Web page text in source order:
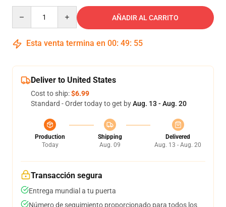
AÑADIR AL CARRITO
Esta venta termina en 00: 49: 54
Deliver to United States
Cost to ship:$6.99
Standard - Order today to get byAug. 13 - Aug. 20
Production
Today
Shipping
Aug. 09
Delivered
Aug. 13 - Aug. 20
Transacción segura
Entrega mundial a tu puerta
Número de seguimiento proporcionado para todos los